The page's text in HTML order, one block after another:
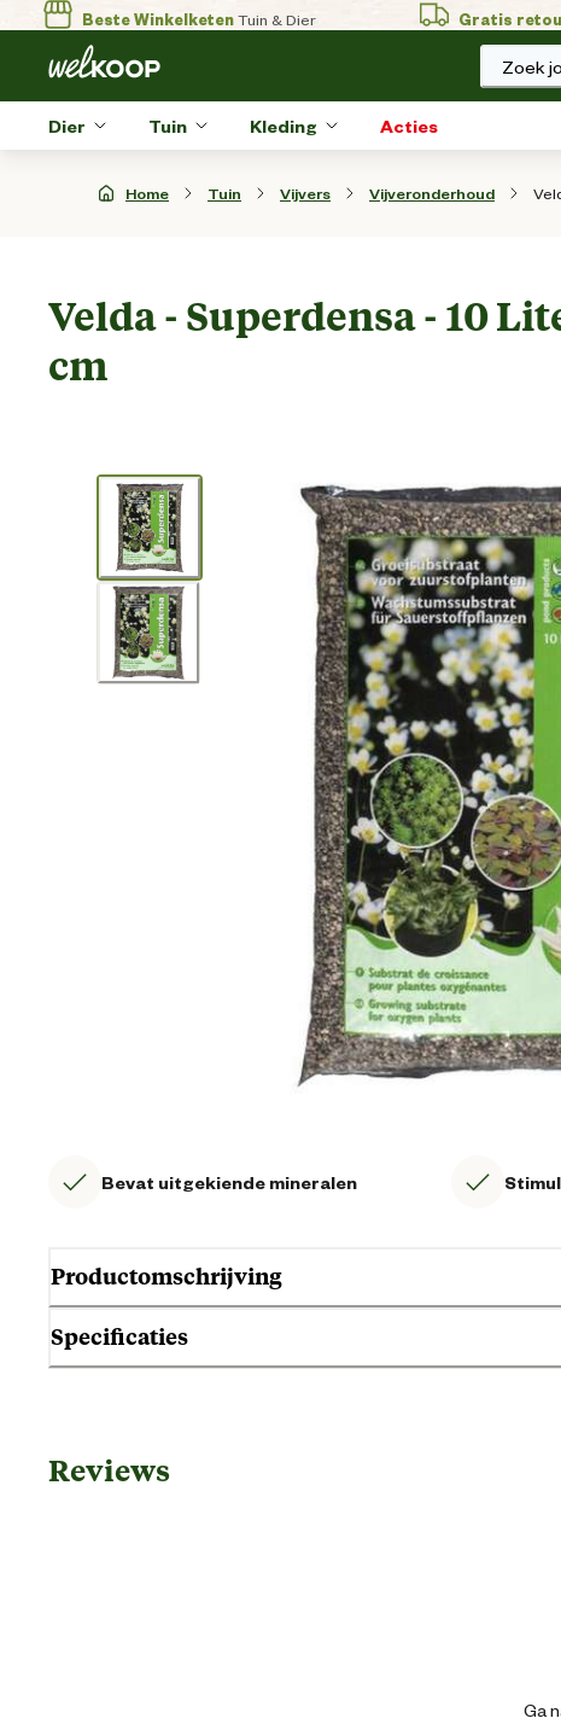
Beste WinkelketenTuin & Dier Gratis
Zoek
Dier Tuin Kleding Acties
Home Tuin Vijvers Vijveronderhoud
Velda - Superdensa - 10
cm
Bevat uitgekiende mineralen
Productomschrijving
Specificaties
Ean
Reviews
Ga